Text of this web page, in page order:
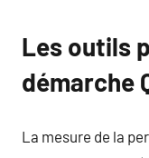
Les outils
démarche
La mesure de la